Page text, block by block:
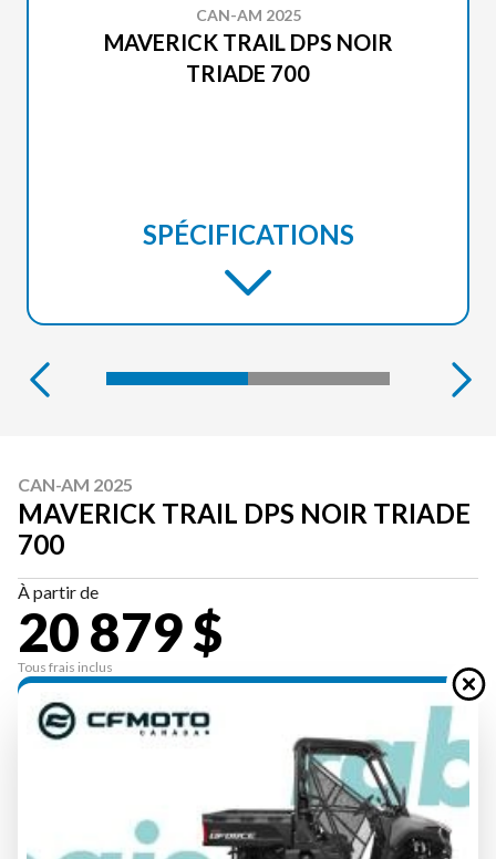
CAN-AM 2025
MAVERICK TRAIL DPS NOIR
TRIADE 700
SPÉCIFICATIONS
CAN-AM 2025
MAVERICK TRAIL DPS NOIR TRIADE
700
À partir de
20 879 $
Tous frais inclus
CALCULATRICE DE PAIEMENT